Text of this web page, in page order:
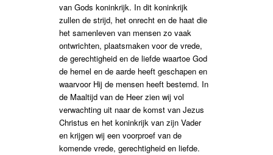
van Gods koninkrijk. In dit koninkrijk
zullen de strijd, het onrecht en de haat die
het samenleven van mensen zo vaak
ontwrichten, plaatsmaken voor de vrede,
de gerechtigheid en de liefde waartoe God
de hemel en de aarde heeft geschapen en
waarvoor Hij de mensen heeft bestemd. In
de Maaltijd van de Heer zien wij vol
verwachting uit naar de komst van Jezus
Christus en het koninkrijk van zijn Vader
en krijgen wij een voorproef van de
komende vrede, gerechtigheid en liefde.